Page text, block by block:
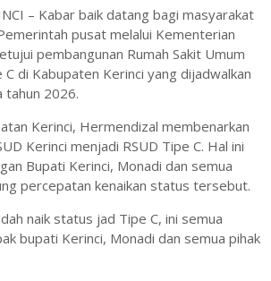
– Kabar baik datang bagi masyarakat
pusat melalui Kementerian
pembangunan Rumah Sakit Umum
C di Kabupaten Kerinci yang dijadwalkan
tahun 2026.
Kerinci, Hermendizal membenarkan
Kerinci menjadi RSUD Tipe C. Hal ini
Bupati Kerinci, Monadi dan semua
percepatan kenaikan status tersebut.
naik status jad Tipe C, ini semua
bupati Kerinci, Monadi dan semua pihak